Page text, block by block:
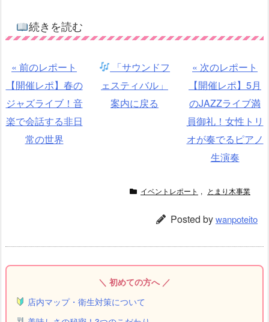
続きを読む
« 前のレポート
【開催レポ】春の
ジャズライブ！音
楽で会話する非日
常の世界
「サウンドフ
ェスティバル」
案内に戻る
« 次のレポート
【開催レポ】5月
のJAZZライブ満
員御礼！女性トリ
オが奏でるピアノ
生演奏
イベントレポート , とまり木事業
Posted bywanpoteito
＼ 初めての方へ ／
店内マップ・衛生対策について